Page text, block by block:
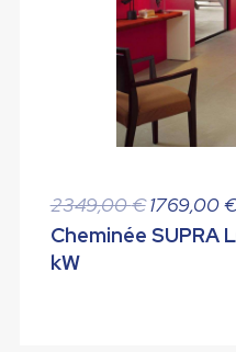
2349,00€ Le
prix
1769,00
Cheminée SUPRA
kW